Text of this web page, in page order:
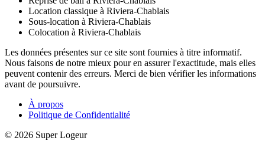
Location classique à Riviera-Chablais
Sous-location à Riviera-Chablais
Colocation à Riviera-Chablais
Les données présentes sur ce site sont fournies à titre informatif.
Nous faisons de notre mieux pour en assurer l'exactitude, mais elles
peuvent contenir des erreurs. Merci de bien vérifier les informations
avant de poursuivre.
À propos
Politique de Confidentialité
© 2026 Super Logeur